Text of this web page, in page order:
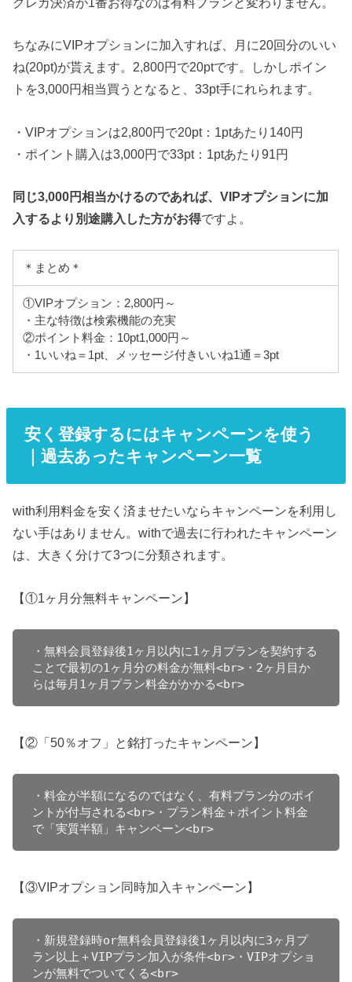
ちなみにVIPオプションに加入すれば、月に20回分のいい
ね(20pt)が貰えます。2,800円で20ptです。しかしポイン
トを3,000円相当買うとなると、33pt手にれられます。
・VIPオプションは2,800円で20pt：1ptあたり140円
・ポイント購入は3,000円で33pt：1ptあたり91円
同じ3,000円相当かけるのであれば、VIPオプションに加
入するより別途購入した方がお得ですよ。
＊まとめ＊
①VIPオプション：2,800円～
・主な特徴は検索機能の充実
②ポイント料金：10pt1,000円～
・1いいね＝1pt、メッセージ付きいいね1通＝3pt
安く登録するにはキャンペーンを使う
｜過去あったキャンペーン一覧
with利用料金を安く済ませたいならキャンペーンを利用し
ない手はありません。withで過去に行われたキャンペーン
は、大きく分けて3つに分類されます。
【①1ヶ月分無料キャンペーン】
・無料会員登録後1ヶ月以内に1ヶ月プランを契約する
ことで最初の1ヶ月分の料金が無料<br>・2ヶ月目か
らは毎月1ヶ月プラン料金がかかる<br>
【②「50％オフ」と銘打ったキャンペーン】
・料金が半額になるのではなく、有料プラン分のポイ
ントが付与される<br>・プラン料金＋ポイント料金
で「実質半額」キャンペーン<br>
【③VIPオプション同時加入キャンペーン】
・新規登録時or無料会員登録後1ヶ月以内に3ヶ月プ
ラン以上＋VIPプラン加入が条件<br>・VIPオプショ
ンが無料でついてくる<br>